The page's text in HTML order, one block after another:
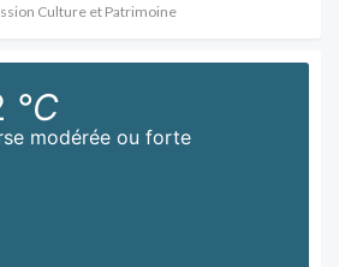
Culture et Patrimoine
modérée ou forte
°C